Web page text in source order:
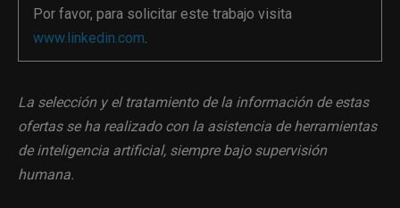
Por favor, para solicitar este trabajo visita
www.linkedin.com.
La selección y el tratamiento de la información de estas
ofertas se ha realizado con la asistencia de herramientas
de inteligencia artificial, siempre bajo supervisión
humana.